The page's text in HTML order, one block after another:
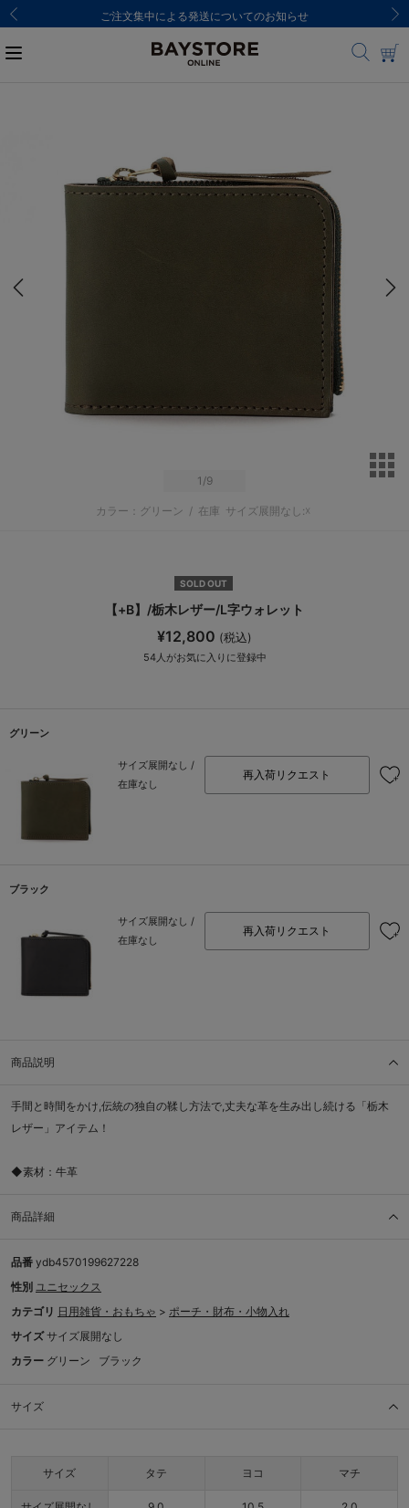
ご注文集中による発送についてのお知らせ
1 /9
カラー：グリーン / 在庫 サイズ展開なし:☓
SOLD OUT
【+B】/栃木レザー/L字ウォレット
¥12,800 (税込)
54 人がお気に入りに登録中
グリーン
サイズ展開なし /
在庫なし
再入荷リクエスト
ブラック
サイズ展開なし /
在庫なし
再入荷リクエスト
商品説明
手間と時間をかけ,伝統の独自の鞣し方法で,丈夫な革を生み出し続ける「栃木
レザー」アイテム！
◆素材：牛革
商品詳細
品番 ydb4570199627228
性別 ユニセックス
カテゴリ 日用雑貨・おもちゃ > ポーチ・財布・小物入れ
サイズ サイズ展開なし
カラー グリーン ブラック
サイズ
サイズ タテ ヨコ マチ